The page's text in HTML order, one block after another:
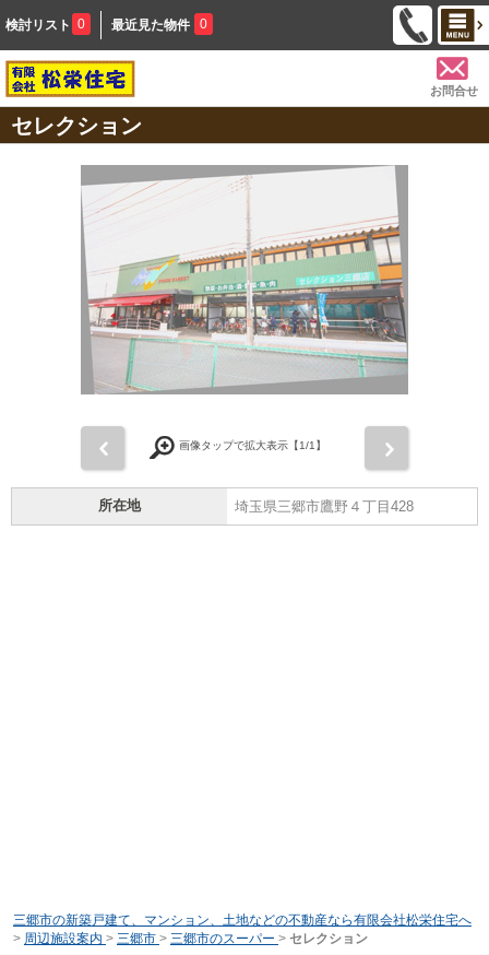
検討リスト 0 最近見た物件 0
お問合せ
セレクション
画像タップで拡大表示【1/1】
所在地 埼玉県三郷市鷹野４丁目428
三郷市の新築戸建て、マンション、土地などの不動産なら有限会社松栄住宅へ
> 周辺施設案内 > 三郷市 > 三郷市のスーパー > セレクション